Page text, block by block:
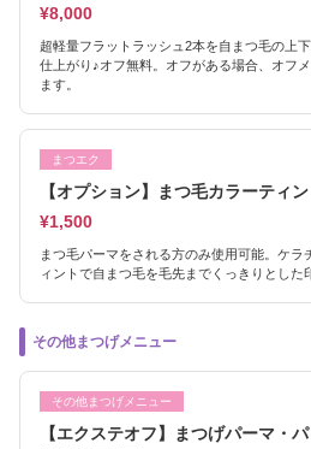
¥8,000
超軽量フラットラッシュ2本を自まつ毛の上
仕上がり♪オフ無料。オフがある場合、オフ
ます。
まつエク
【オプション】まつ毛カラーティン
¥1,500
まつ毛パーマをされる方のみ使用可能。ケラ
ィントで自まつ毛を毛先までくっきりとした
その他まつげメニュー
その他まつげメニュー
【エクステオフ】まつげパーマ